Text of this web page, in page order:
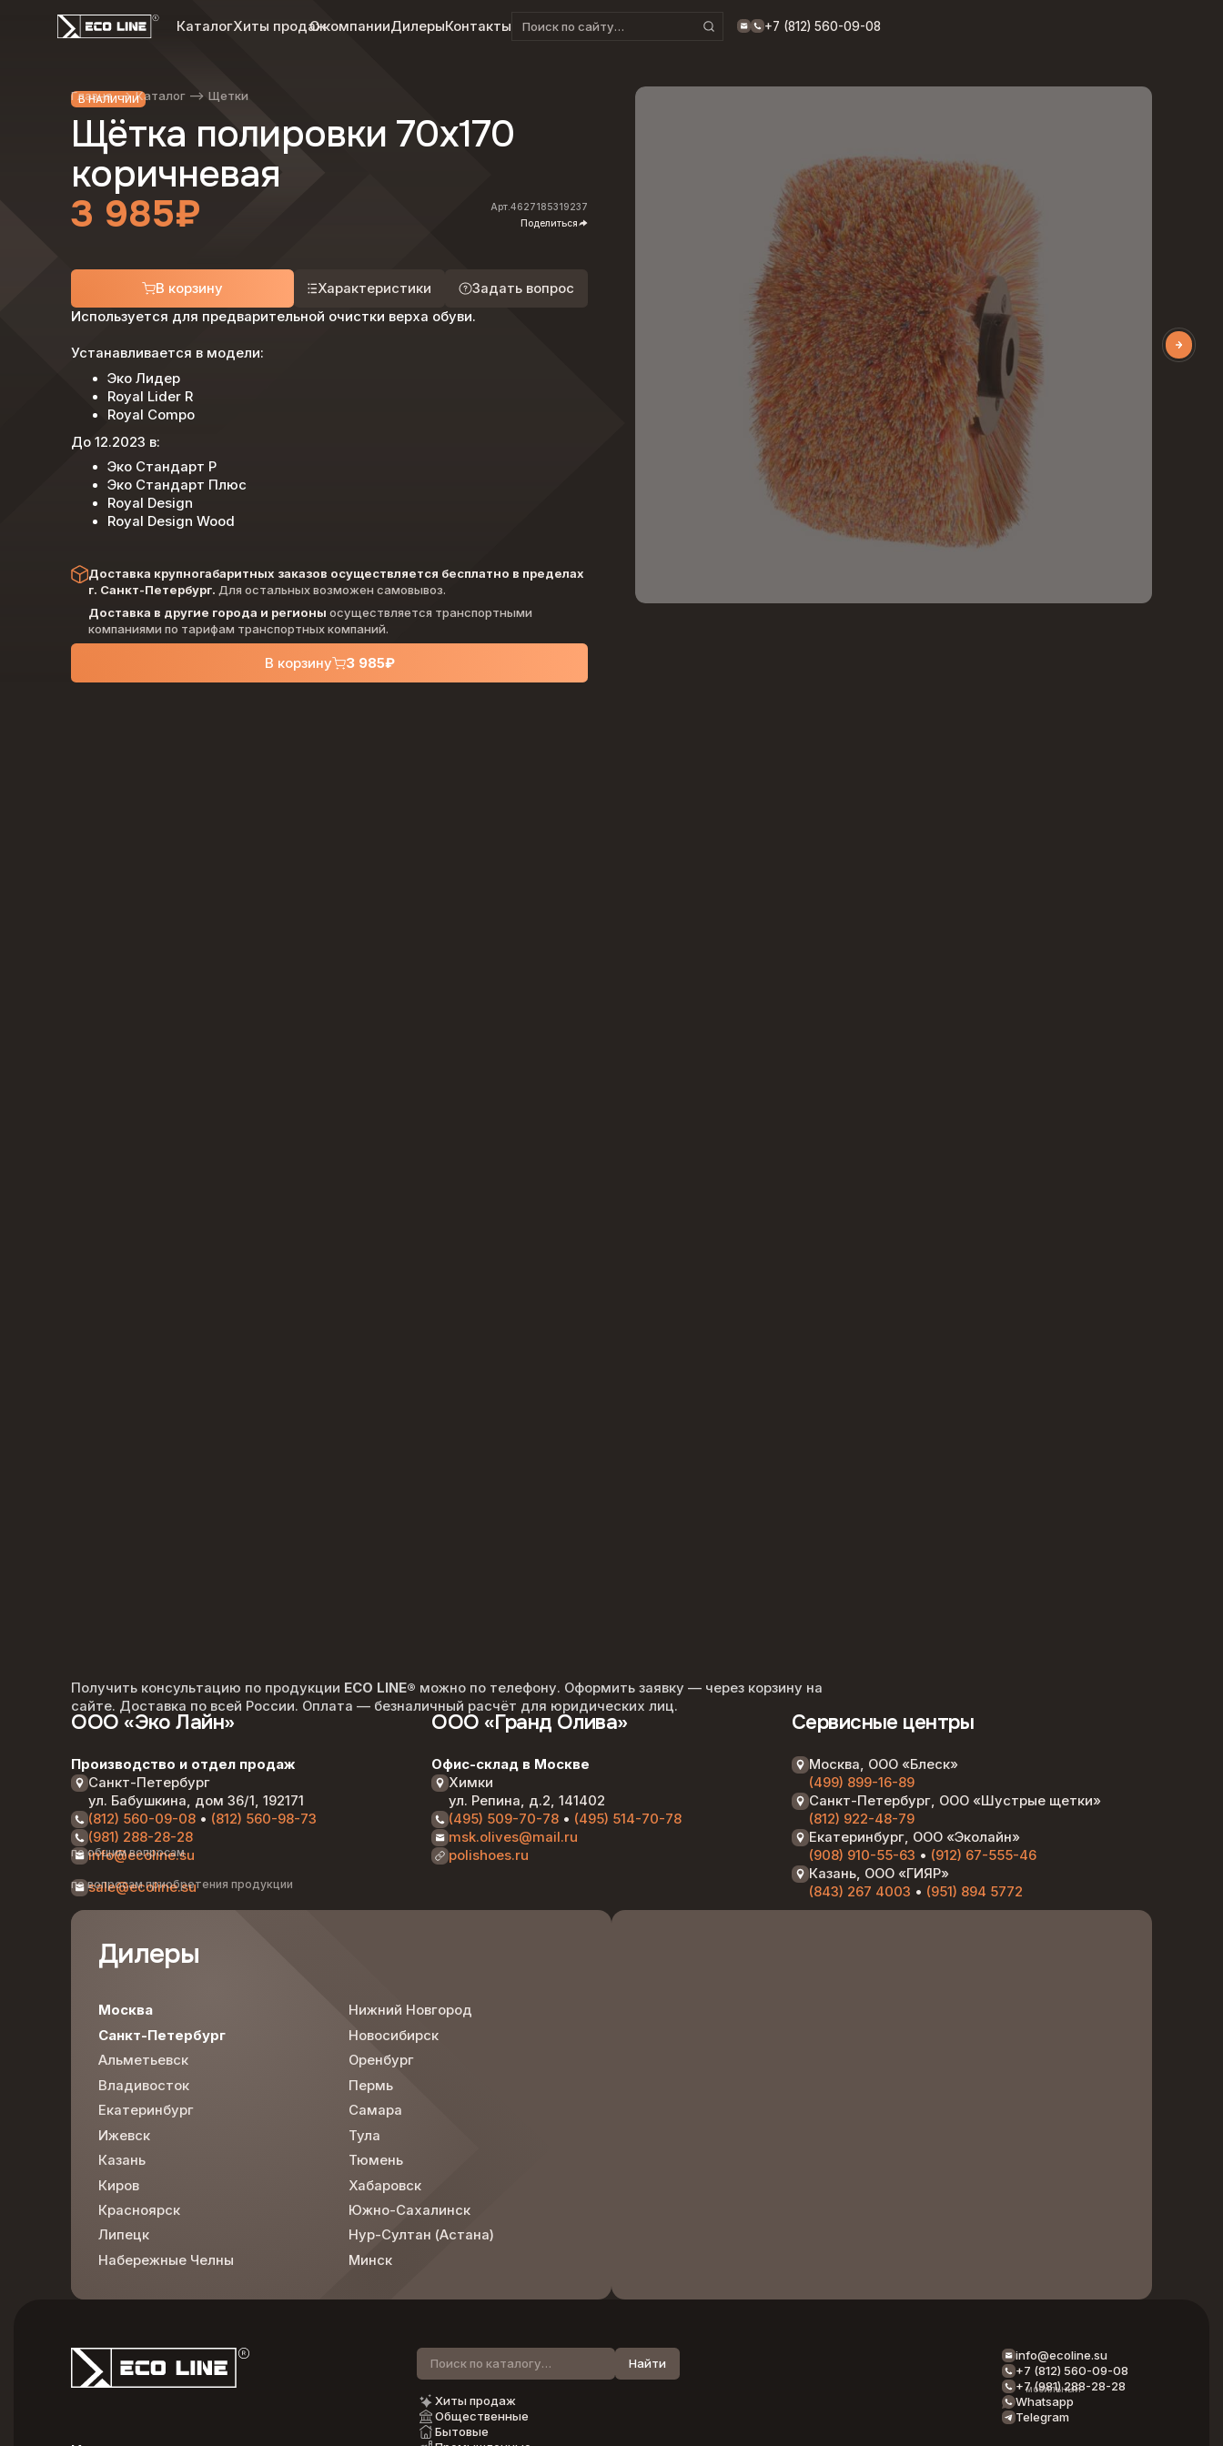
КаталогХиты продажО компанииДилерыКонтакты +7 (812) 560-09-08
Главня Каталог Щетки
В НАЛИЧИИ
Щётка полировки 70x170
коричневая
3 985₽ Арт. 4627185319237
Поделиться
В корзину Характеристики
Задать вопрос
Используется для предварительной очистки верха обуви.
Устанавливается в модели:
Эко Лидер
Royal Lider R
Royal Compo
До 12.2023 в:
Эко Стандарт Р
Эко Стандарт Плюс
Royal Design
Royal Design Wood
Доставка крупногабаритных заказов осуществляется бесплатно в пределах
г. Санкт-Петербург. Для остальных возможен самовывоз.
Доставка в другие города и регионы осуществляется транспортными
компаниями по тарифам транспортных компаний.
В корзину 3 985₽
Получить консультацию по продукции ECO LINE® можно по телефону. Оформить заявку — через корзину на
сайте. Доставка по всей России. Оплата — безналичный расчёт для юридических лиц.
ООО «Эко Лайн»
Производство и отдел продаж
Санкт-Петербург
ул. Бабушкина, дом 36/1, 192171
(812) 560-09-08• (812) 560-98-73
(981) 288-28-28
info@ecoline.su
по общим вопросам
sale@ecoline.su
по вопросам приобретения продукции
ООО «Гранд Олива»
Офис-склад в Москве
Химки
ул. Репина, д.2, 141402
(495) 509-70-78• (495) 514-70-78
msk.olives@mail.ru
polishoes.ru
Сервисные центры
Москва, ООО «Блеск»
(499) 899-16-89
Санкт-Петербург, ООО «Шустрые щетки»
(812) 922-48-79
Екатеринбург, ООО «Эколайн»
(908) 910-55-63 • (912) 67-555-46
Казань, ООО «ГИЯР»
(843) 267 4003 • (951) 894 5772
Дилеры
Москва
Санкт-Петербург
Альметьевск
Владивосток
Екатеринбург
Ижевск
Казань
Киров
Красноярск
Липецк
Набережные Челны
Нижний Новгород
Новосибирск
Оренбург
Пермь
Самара
Тула
Тюмень
Хабаровск
Южно-Сахалинск
Нур-Султан (Астана)
Минск
Хиты продаж
Общественные
Бытовые
info@ecoline.su
+7 (812) 560-09-08
+7 (981) 288-28-28
мобильный
Whatsapp
Telegram